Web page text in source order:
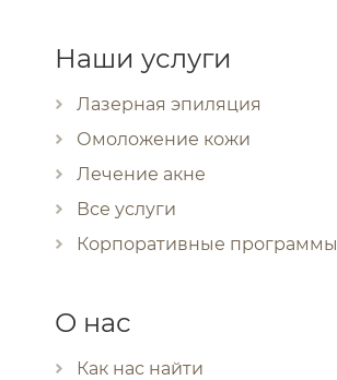
Наши услуги
Лазерная эпиляция
Омоложение кожи
Лечение акне
Все услуги
Корпоративные программы
О нас
Как нас найти